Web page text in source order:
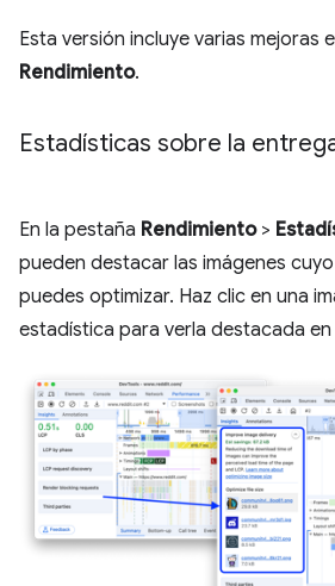
Esta versión incluye varias mejoras
Rendimiento.
Estadísticas sobre la
En la pestaña Rendimiento>
pueden destacar las imágenes
puedes optimizar. Haz clic en una
estadística para verla destacada